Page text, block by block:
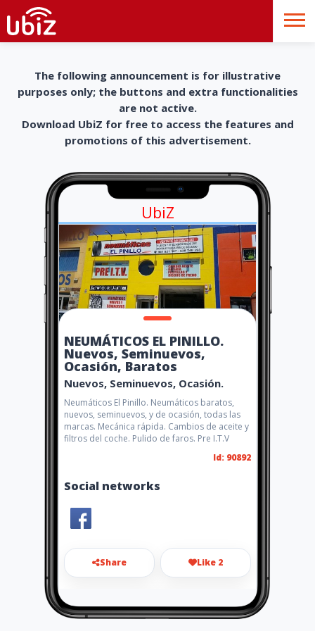
The following announcement is for illustrative
purposes only; the buttons and extra functionalities
are not active.
Download UbiZ for free to access the features and
promotions of this advertisement.
UbiZ
NEUMÁTICOS EL PINILLO.
Nuevos, Seminuevos,
Ocasión, Baratos
Nuevos, Seminuevos, Ocasión.
Neumáticos El Pinillo. Neumáticos baratos,
nuevos, seminuevos, y de ocasión, todas las
marcas. Mecánica rápida. Cambios de aceite y
filtros del coche. Pulido de faros. Pre I.T.V
Id: 90892
Social networks
Share Like 2
neumaticoselpinillo@gmail.c
om